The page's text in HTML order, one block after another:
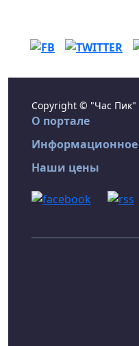
Copyright © "Час
О портале
Информационное
Наши цены